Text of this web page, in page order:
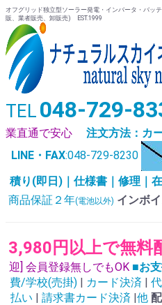
オフグリッド独立型ソーラー発電・インバータ・バッ
販、業者販売、卸販売) EST.1999
TEL 048-729-
業直通で安心
注文方法：カ
LINE・FAX:048-729-8230
積り(即日)｜仕様書｜修理｜
商品保証２年(電池以外) インボ
3,980円以上で無料
迎] 会員登録無しでもOK ■お支
費/学校(売掛) | カード決済 |
払い | 請求書カード決済 |他